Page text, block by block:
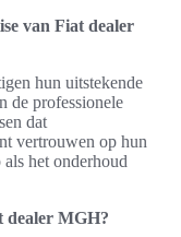
van Fiat dealer
hun uitstekende
de professionele
dat
vertrouwen op hun
het onderhoud
dealer MGH?